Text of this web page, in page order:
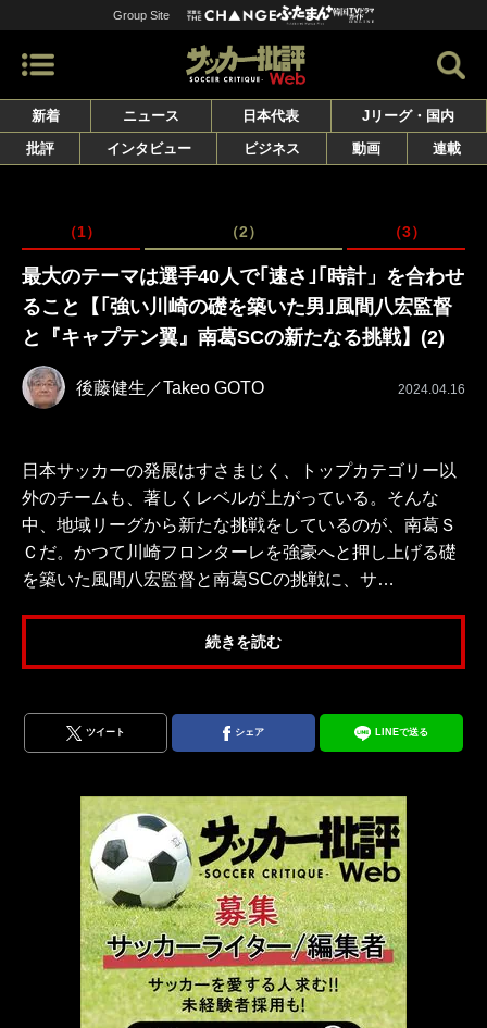
Group Site
新着 ニュース 日本代表
Jリーグ・国内
批評
インタビュー ビジネス 動画 連載
（1） （2） （3）
最大のテーマは選手40人で｢速さ｣｢時計」を合わせ
ること【｢強い川崎の礎を築いた男｣風間八宏監督
と『キャプテン翼』南葛SCの新たなる挑戦】(2)
後藤健生／Takeo GOTO 2024.04.16
日本サッカーの発展はすさまじく、トップカテゴリー以
外のチームも、著しくレベルが上がっている。そんな
中、地域リーグから新たな挑戦をしているのが、南葛Ｓ
Ｃだ。かつて川崎フロンターレを強豪へと押し上げる礎
を築いた風間八宏監督と南葛SCの挑戦に、サ…
続きを読む
ツイート シェア LINEで送る